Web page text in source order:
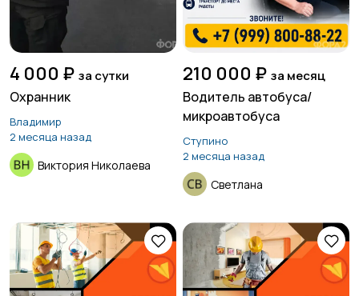
4 000 ₽ за сутки
Охранник
Владимир
2 месяца назад
Виктория Николаева
210 000 ₽ за месяц
Водитель автобуса/
микроавтобуса
Ступино
2 месяца назад
Светлана